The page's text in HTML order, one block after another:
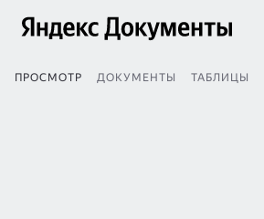
ПРОСМОТР ДОКУМЕНТЫ ТАБЛИЦЫ